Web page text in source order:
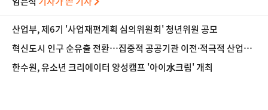
산업부, 제6기 '사업재편계획 심의위원회' 청년위원 공모
혁신도시 인구 순유출 전환…집중적 공공기관 이전·적극적 산업정
책 필요
한수원, 유소년 크리에이터 양성캠프 '아이水크림' 개최